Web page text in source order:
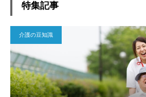
特集記事
介護の豆知識